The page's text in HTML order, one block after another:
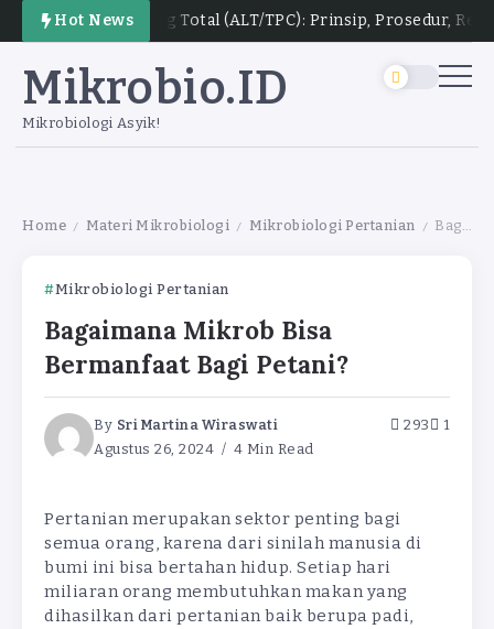
Hot News
Lempeng Total (ALT/TPC): Prinsip, Prosedur, Rentang
Mikrobio.ID
Mikrobiologi Asyik!
Home / Materi Mikrobiologi / Mikrobiologi Pertanian / Bagaimana Mikrob Bisa Bermanfaat Bagi Petani?
Mikrobiologi Pertanian
Bagaimana Mikrob Bisa
Bermanfaat Bagi Petani?
By Sri Martina Wiraswati
Agustus 26, 2024
4 Min Read
293 1
Pertanian merupakan sektor penting bagi
semua orang, karena dari sinilah manusia di
bumi ini bisa bertahan hidup. Setiap hari
miliaran orang membutuhkan makan yang
dihasilkan dari pertanian baik berupa padi,